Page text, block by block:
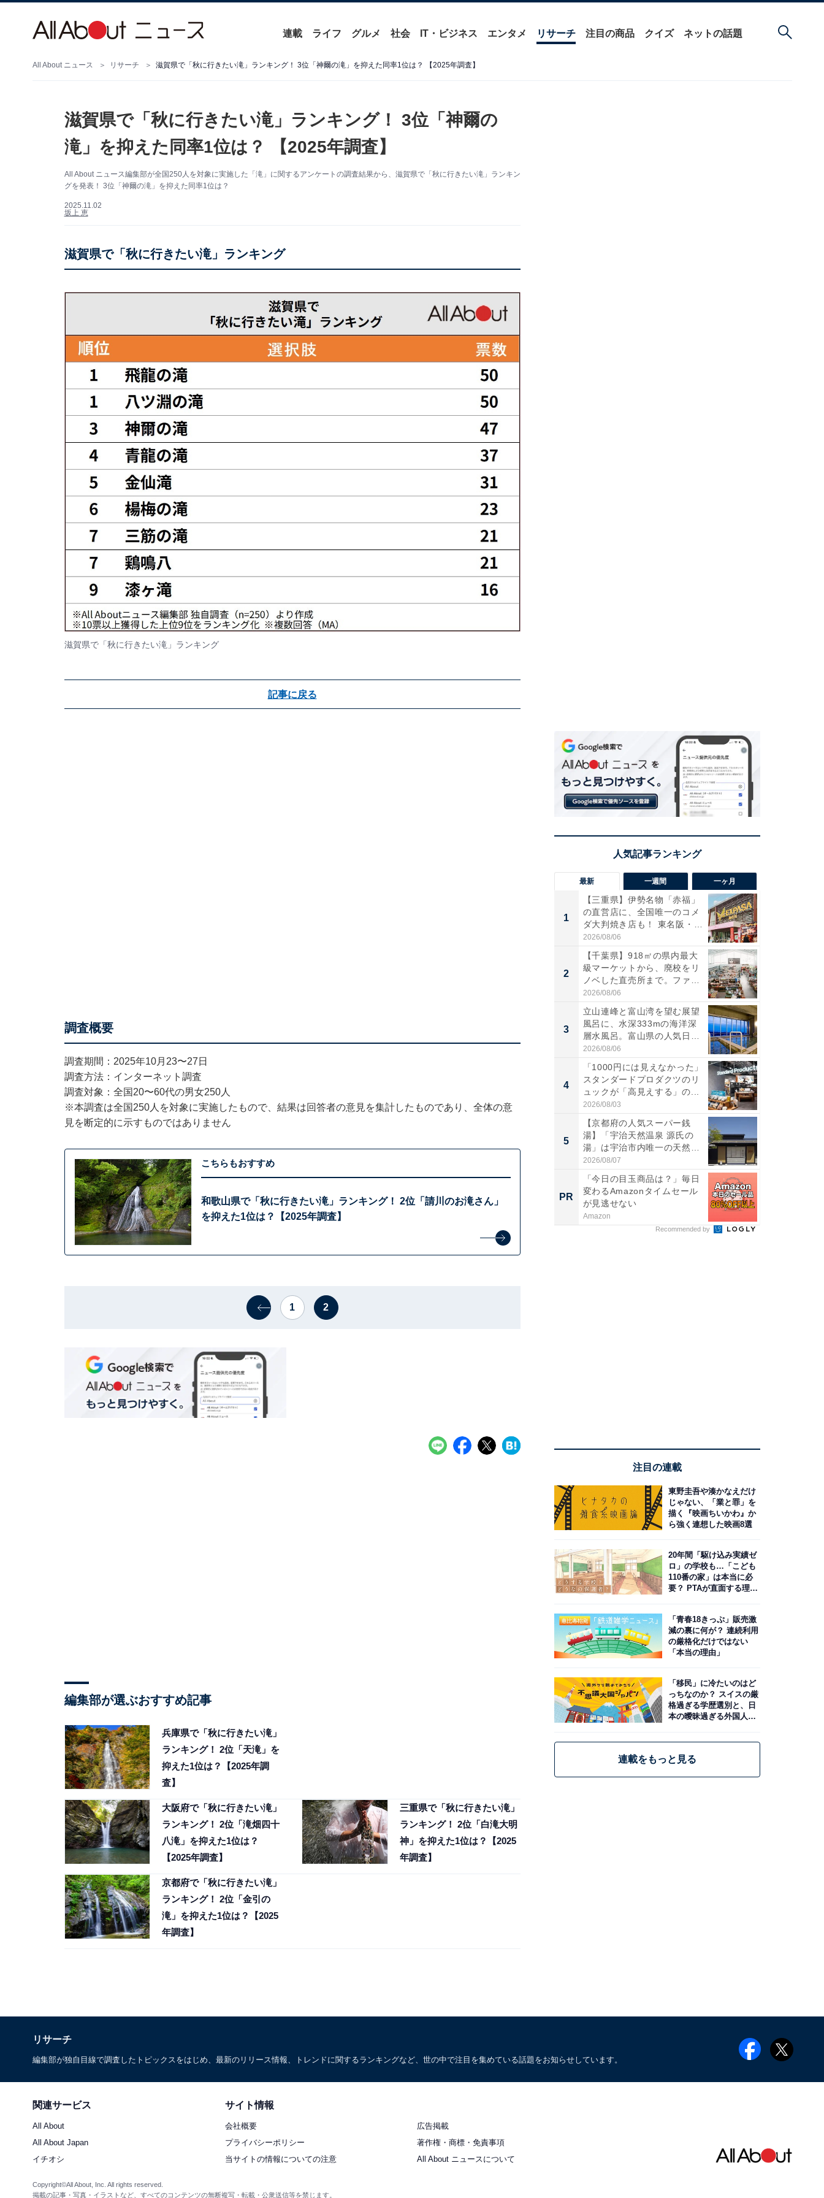
連載 ライフ グルメ 社会 IT・ビジネス エンタメ リサーチ 注目の商品 クイズ ネットの話題
All About ニュース リサーチ 滋賀県で「秋に行きたい滝」ランキング！ 3位「神爾の滝」を抑えた同率1位は？ 【2025年調査】
滋賀県で「秋に行きたい滝」ランキング！ 3位「神爾の
滝」を抑えた同率1位は？ 【2025年調査】
All About ニュース編集部が全国250人を対象に実施した「滝」に関するアンケートの調査結果から、滋賀県で「秋に行きたい滝」ランキン
グを発表！ 3位「神爾の滝」を抑えた同率1位は？
2025.11.02
坂上 恵
滋賀県で「秋に行きたい滝」ランキング
滋賀県で「秋に行きたい滝」ランキング
記事に戻る
調査概要
調査期間：2025年10月23〜27日
調査方法：インターネット調査
調査対象：全国20〜60代の男女250人
※本調査は全国250人を対象に実施したもので、結果は回答者の意見を集計したものであり、全体の意
見を断定的に示すものではありません
こちらもおすすめ
和歌山県で「秋に行きたい滝」ランキング！ 2位「請川のお滝さん」
を抑えた1位は？【2025年調査】
1 2
編集部が選ぶおすすめ記事
兵庫県で「秋に行きたい滝」
ランキング！ 2位「天滝」を
抑えた1位は？【2025年調
査】
大阪府で「秋に行きたい滝」
ランキング！ 2位「滝畑四十
八滝」を抑えた1位は？
【2025年調査】
三重県で「秋に行きたい滝」
ランキング！ 2位「白滝大明
神」を抑えた1位は？【2025
年調査】
京都府で「秋に行きたい滝」
ランキング！ 2位「金引の
滝」を抑えた1位は？【2025
年調査】
最新 一週間 一ヶ月
1
【三重県】伊勢名物「赤福」
の直営店に、全国唯一のコメ
ダ大判焼き店も！ 東名阪・
伊...
2026/08/06
2
【千葉県】918㎡の県内最大
級マーケットから、廃校をリ
ノベした直売所まで。ファ
ー...
2026/08/06
3
立山連峰と富山湾を望む展望
風呂に、水深333mの海洋深
層水風呂。富山県の人気日
帰...
2026/08/06
4
「1000円には見えなかった」
スタンダードプロダクツのリ
ュックが「高見えする」の...
2026/08/03
5
【京都府の人気スーパー銭
湯】「宇治天然温泉 源氏の
湯」は宇治市内唯一の天然温
泉と...
2026/08/07
PR
「今日の目玉商品は？」毎日
変わるAmazonタイムセール
が見逃せない
Amazon
Recommended by
注目の連載
東野圭吾や湊かなえだけ
じゃない、「業と罪」を
描く『映画ちいかわ』か
ら強く連想した映画8選
20年間「駆け込み実績ゼ
ロ」の学校も…「こども
110番の家」は本当に必
要？ PTAが直面する理想
「青春18きっぷ」販売激
減の裏に何が？ 連続利用
の厳格化だけではない
「本当の理由」
「移民」に冷たいのはど
っちなのか？ スイスの厳
格過ぎる学歴選別と、日
本の曖昧過ぎる外国人政
連載をもっと見る
リサーチ
編集部が独自目線で調査したトピックスをはじめ、最新のリリース情報、トレンドに関するランキングなど、世の中で注目を集めている話題をお知らせしています。
関連サービス
All About
All About Japan
イチオシ
サイト情報
会社概要
広告掲載
プライバシーポリシー
著作権・商標・免責事項
当サイトの情報についての注意
All About ニュースについて
Copyright©All About, Inc. All rights reserved.
掲載の記事・写真・イラストなど、すべてのコンテンツの無断複写・転載・公衆送信等を禁じます。